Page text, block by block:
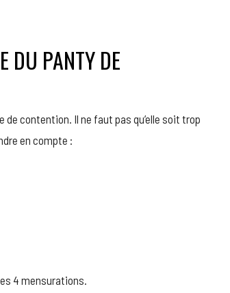
DU PANTY DE
contention. Il ne faut pas qu’elle soit trop
en compte :
4 mensurations.